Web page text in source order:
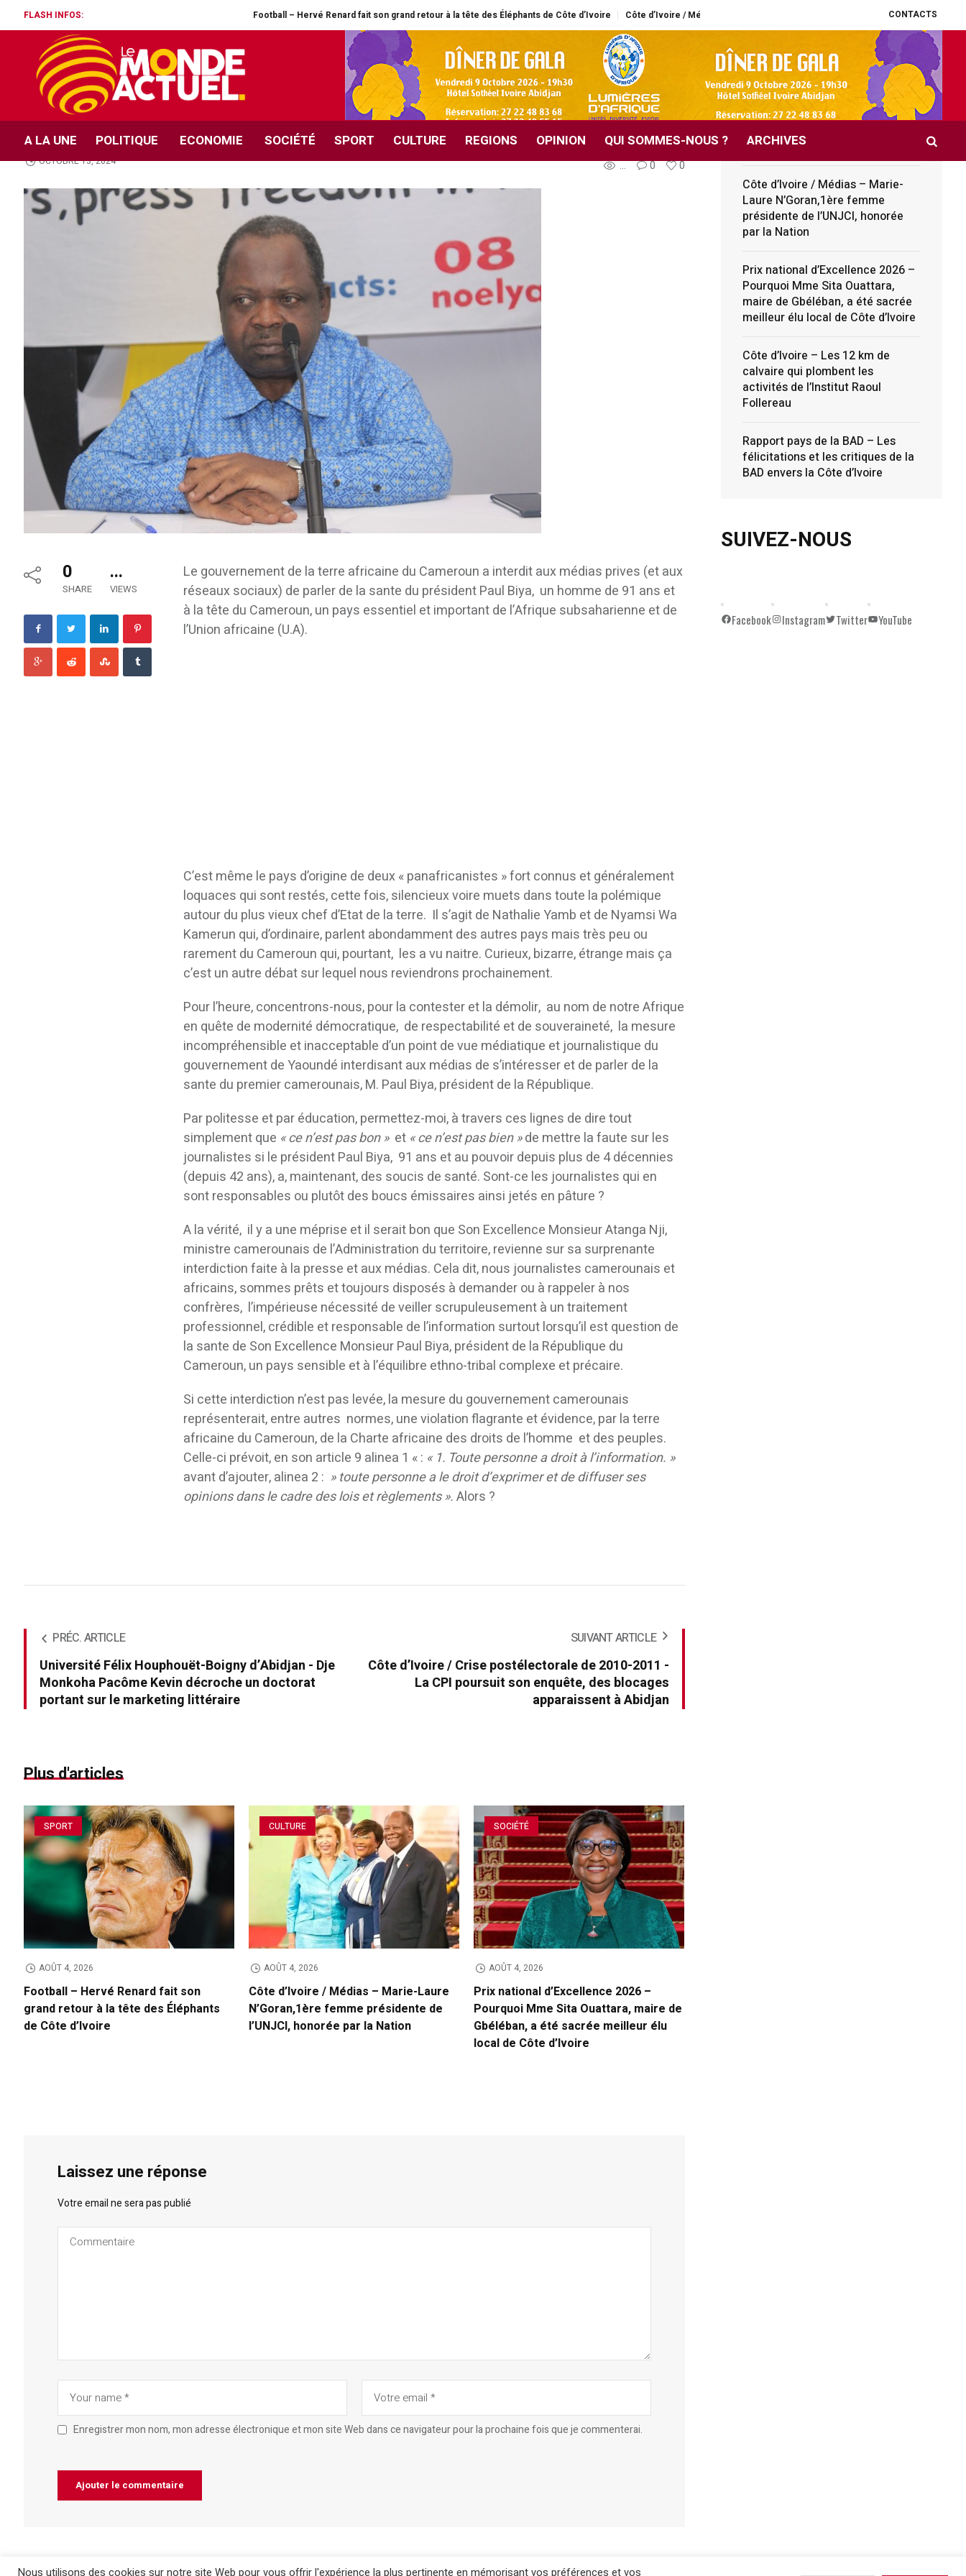
CONTACTS
FLASH INFOS: Football – Hervé Renard fait son grand retour à la tête des Éléphants de Côte d’Ivoire Côte d’Ivoire / Médias – Marie-Laure N’Goran,1ère femme présidente de l’UNJCI, honorée par la
A LA UNE POLITIQUE ECONOMIE SOCIÉTÉ SPORT CULTURE REGIONS OPINION QUI SOMMES-NOUS ? ARCHIVES
OPINION
L’impartial – Biya et le Cameroun : Pourquoi nous
ne pouvons pas nous taire Par Yao Noel
... 0 0
OCTOBRE 13, 2024
0
SHARE
...
VIEWS
Le gouvernement de la terre africaine du Cameroun a interdit aux médias prives (et aux
réseaux sociaux) de parler de la sante du président Paul Biya, un homme de 91 ans et
à la tête du Cameroun, un pays essentiel et important de l’Afrique subsaharienne et de
l’Union africaine (U.A).
C’est même le pays d’origine de deux « panafricanistes » fort connus et généralement
loquaces qui sont restés, cette fois, silencieux voire muets dans toute la polémique
autour du plus vieux chef d’Etat de la terre. Il s’agit de Nathalie Yamb et de Nyamsi Wa
Kamerun qui, d’ordinaire, parlent abondamment des autres pays mais très peu ou
rarement du Cameroun qui, pourtant, les a vu naitre. Curieux, bizarre, étrange mais ça
c’est un autre débat sur lequel nous reviendrons prochainement.
Pour l’heure, concentrons-nous, pour la contester et la démolir, au nom de notre Afrique
en quête de modernité démocratique, de respectabilité et de souveraineté, la mesure
incompréhensible et inacceptable d’un point de vue médiatique et journalistique du
gouvernement de Yaoundé interdisant aux médias de s’intéresser et de parler de la
sante du premier camerounais, M. Paul Biya, président de la République.
Par politesse et par éducation, permettez-moi, à travers ces lignes de dire tout
simplement que « ce n’est pas bon »et « ce n’est pas bien »de mettre la faute sur les
journalistes si le président Paul Biya, 91 ans et au pouvoir depuis plus de 4 décennies
(depuis 42 ans), a, maintenant, des soucis de santé. Sont-ce les journalistes qui en
sont responsables ou plutôt des boucs émissaires ainsi jetés en pâture ?
A la vérité, il y a une méprise et il serait bon que Son Excellence Monsieur Atanga Nji,
ministre camerounais de l’Administration du territoire, revienne sur sa surprenante
interdiction faite à la presse et aux médias. Cela dit, nous journalistes camerounais et
africains, sommes prêts et toujours disposés à demander ou à rappeler à nos
confrères, l’impérieuse nécessité de veiller scrupuleusement à un traitement
professionnel, crédible et responsable de l’information surtout lorsqu’il est question de
la sante de Son Excellence Monsieur Paul Biya, président de la République du
Cameroun, un pays sensible et à l’équilibre ethno-tribal complexe et précaire.
Si cette interdiction n’est pas levée, la mesure du gouvernement camerounais
représenterait, entre autres normes, une violation flagrante et évidence, par la terre
africaine du Cameroun, de la Charte africaine des droits de l’homme et des peuples.
Celle-ci prévoit, en son article 9 alinea 1 « : « 1. Toute personne a droit à l’information. »
avant d’ajouter, alinea 2 : » toute personne a le droit d’exprimer et de diffuser ses
opinions dans le cadre des lois et règlements ».Alors ?
PRÉC. ARTICLE
Université Félix Houphouët-Boigny d’Abidjan - Dje
Monkoha Pacôme Kevin décroche un doctorat
portant sur le marketing littéraire
SUIVANT ARTICLE
Côte d’Ivoire / Crise postélectorale de 2010-2011 -
La CPI poursuit son enquête, des blocages
apparaissent à Abidjan
Plus d'articles
SPORT
AOÛT 4, 2026
Football – Hervé Renard fait son
grand retour à la tête des Éléphants
de Côte d’Ivoire
CULTURE
AOÛT 4, 2026
Côte d’Ivoire / Médias – Marie-Laure
N’Goran,1ère femme présidente de
l’UNJCI, honorée par la Nation
SOCIÉTÉ
AOÛT 4, 2026
Prix national d’Excellence 2026 –
Pourquoi Mme Sita Ouattara, maire de
Gbéléban, a été sacrée meilleur élu
local de Côte d’Ivoire
Laissez une réponse
Votre email ne sera pas publié
Enregistrer mon nom, mon adresse électronique et mon site Web dans ce navigateur pour la prochaine fois que je commenterai.
A LA UNE
Football – Hervé Renard fait son
Éléphants de Côte d’Ivoire
Côte d’Ivoire / Médias – Marie-
Laure N’Goran,1ère femme
présidente de l’UNJCI, honorée
par la Nation
Prix national d’Excellence 2026 –
Pourquoi Mme Sita Ouattara,
maire de Gbéléban, a été sacrée
meilleur élu local de Côte d’Ivoire
Côte d’Ivoire – Les 12 km de
calvaire qui plombent les
activités de l’Institut Raoul
Follereau
Rapport pays de la BAD – Les
félicitations et les critiques de la
BAD envers la Côte d’Ivoire
SUIVEZ-NOUS
Facebook Instagram Twitter YouTube
Nous utilisons des cookies sur notre site Web pour vous offrir l'expérience la plus pertinente en mémorisant vos préférences et vos